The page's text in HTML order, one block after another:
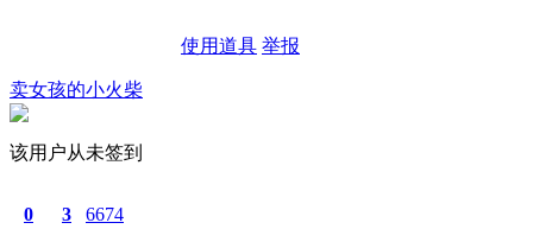
使用道具 举报
卖女孩的小火柴
该用户从未签到
0 3 6674